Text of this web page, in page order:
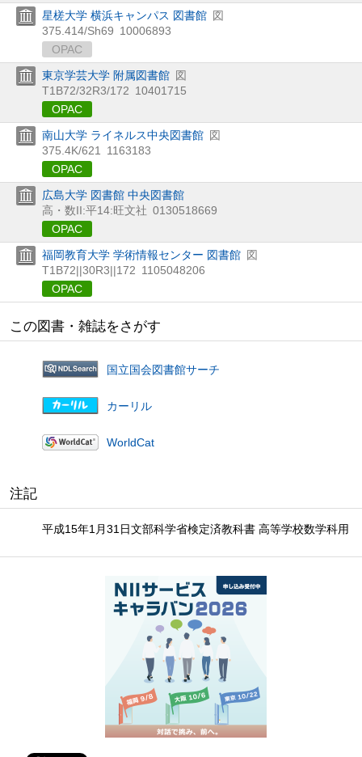
星槎大学 横浜キャンパス 図書館 図
375.414/Sh69 10006893
OPAC
東京学芸大学 附属図書館 図
T1B72/32R3/172 10401715
OPAC
南山大学 ライネルス中央図書館 図
375.4K/621
1163183
OPAC
広島大学 図書館 中央図書館
高・数II:平14:旺文社 0130518669
OPAC
福岡教育大学 学術情報センター 図書館 図
T1B72||30R3||172 1105048206
OPAC
この図書・雑誌をさがす
国立国会図書館サーチ
カーリル
WorldCat
注記
平成15年1月31日文部科学省検定済教科書 高等学校数学科用